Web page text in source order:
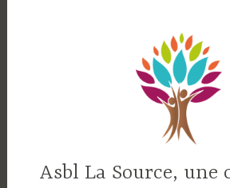
Asbl La Source, une